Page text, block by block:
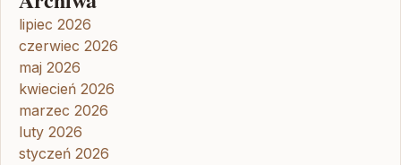
lipiec 2026
czerwiec 2026
maj 2026
kwiecień 2026
marzec 2026
luty 2026
styczeń 2026